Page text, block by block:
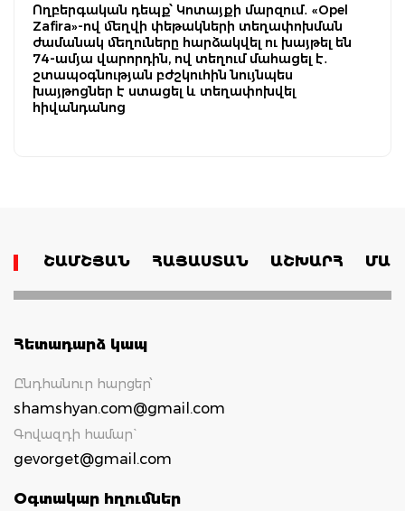
Ողբերգական դեպք՝ Կոտայքի մարզում․ «Opel
Zafira»-ով մեղվի փեթակների տեղափոխման
ժամանակ մեղուները հարձակվել ու խայթել են
74-ամյա վարորդին, ով տեղում մահացել է․
շտապօգնության բժշկուհին նույնպես
խայթոցներ է ստացել և տեղափոխվել
հիվանդանոց
ՇԱՄՇՅԱՆ ՀԱՅԱՍՏԱՆ ԱՇԽԱՐՀ
Հետադարձ կապ
Ընդհանուր հարցեր՝
shamshyan.com@gmail.com
Գովազդի համար`
gevorget@gmail.com
Օգտակար հղումներ